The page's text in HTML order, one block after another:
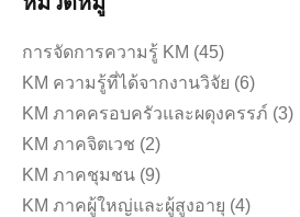
การจัดการความรู้ KM (45)
KM ความรู้ที่ได้จากงานวิจัย (6)
KM ภาคครอบครัวและผดุงครรภ์ (3)
KM ภาคจิตเวช (2)
KM ภาคชุมชน (9)
KM ภาคผู้ใหญ่และผู้สูงอายุ (4)